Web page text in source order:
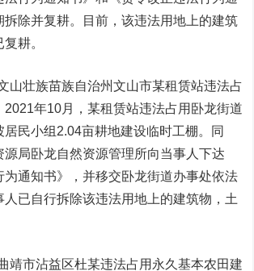
拆除并复耕。目前，该违法用地上的建筑
耕。
壮族苗族自治州文山市某租赁站违法占
2021年10月，某租赁站违法占用卧龙街道
居民小组2.04亩耕地建设临时工棚。同
源局卧龙自然资源管理所向当事人下达
为通知书》，并移交卧龙街道办事处依法
已自行拆除该违法用地上的建筑物，土
市沾益区杜某违法占用永久基本农田建